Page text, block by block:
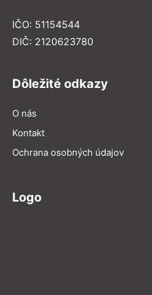
IČO: 51154544
DIČ: 2120623780
Dôležité odkazy
O nás
Kontakt
Ochrana osobných údajov
Logo